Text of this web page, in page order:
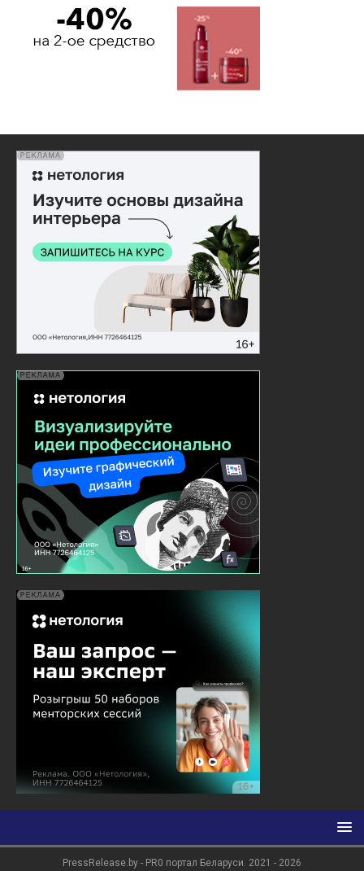
PressRelease.by - PR0 портал Беларуси. 2021 - 2026